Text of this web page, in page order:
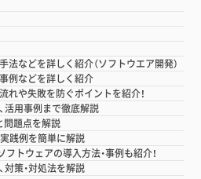
などを詳しく紹介（ソフトウエア開発）
例などを詳しく紹介
れや失敗を防ぐポイントを紹介！
活用事例まで徹底解説
問題点を解説
践例を簡単に解説
トウェアの導入方法・事例も紹介！
対策・対処法を解説